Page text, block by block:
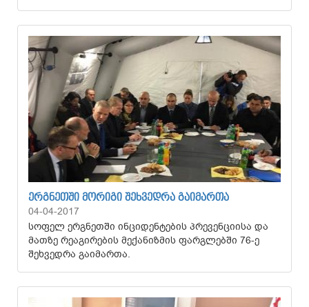
ᲔᲠᲒᲜᲔᲗᲨᲘ ᲛᲝᲠᲘᲒᲘ ᲨᲔᲮᲕᲔᲓᲠᲐ ᲒᲐᲘᲛᲐᲠᲗᲐ
04-04-2017
სოფელ ერგნეთში ინციდენტების პრევენციისა და
მათზე რეაგირების მექანიზმის ფარგლებში 76-ე
შეხვედრა გაიმართა.